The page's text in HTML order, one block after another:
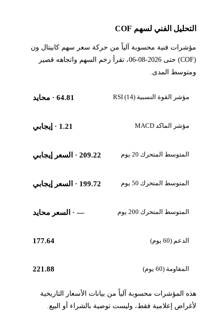
التحليل الفني لسهم COF
مؤشرات فنية محسوبة آلياً من حركة سعر سهم كابيتال ون
(COF) حتى 2026-08-06، تقرأ زخم السهم واتجاهه قصير
ومتوسط المدى.
مؤشر القوة النسبية RSI (14) 64.81· محايد
مؤشر الماكد MACD 1.21· إيجابي
المتوسط المتحرك 20 يوم 209.22· السعر إيجابي
المتوسط المتحرك 50 يوم 199.72· السعر إيجابي
المتوسط المتحرك 200 يوم —· السعر محايد
الدعم (60 يوم) 177.64
المقاومة (60 يوم) 221.88
هذه المؤشرات محسوبة آلياً من بيانات الأسعار التاريخية
لأغراض إعلامية فقط، وليست توصية بالشراء أو البيع.